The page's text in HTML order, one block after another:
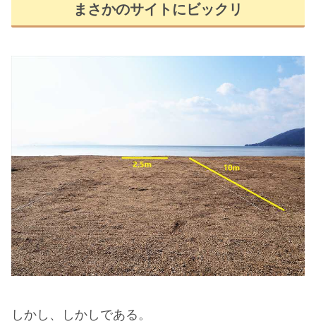
まさかのサイトにビックリ
しかし、しかしである。